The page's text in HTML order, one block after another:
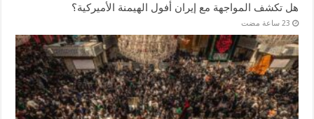
هل تكشف المواجهة مع إيران أفول الهيمنة الأميركية؟